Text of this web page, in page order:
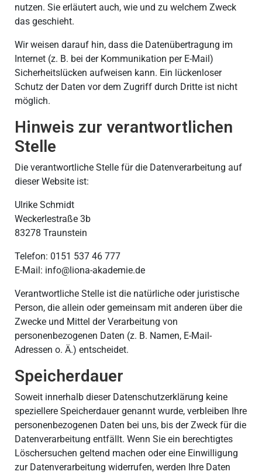
nutzen. Sie erläutert auch, wie und zu welchem Zweck
das geschieht.
Wir weisen darauf hin, dass die Datenübertragung im
Internet (z. B. bei der Kommunikation per E-Mail)
Sicherheitslücken aufweisen kann. Ein lückenloser
Schutz der Daten vor dem Zugriff durch Dritte ist nicht
möglich.
Hinweis zur verantwortlichen
Stelle
Die verantwortliche Stelle für die Datenverarbeitung auf
dieser Website ist:
Ulrike Schmidt
Weckerlestraße 3b
83278 Traunstein
Telefon: 0151 537 46 777
E-Mail: info@liona-akademie.de
Verantwortliche Stelle ist die natürliche oder juristische
Person, die allein oder gemeinsam mit anderen über die
Zwecke und Mittel der Verarbeitung von
personenbezogenen Daten (z. B. Namen, E-Mail-
Adressen o. Ä.) entscheidet.
Speicherdauer
Soweit innerhalb dieser Datenschutzerklärung keine
speziellere Speicherdauer genannt wurde, verbleiben Ihre
personenbezogenen Daten bei uns, bis der Zweck für die
Datenverarbeitung entfällt. Wenn Sie ein berechtigtes
Löschersuchen geltend machen oder eine Einwilligung
zur Datenverarbeitung widerrufen, werden Ihre Daten